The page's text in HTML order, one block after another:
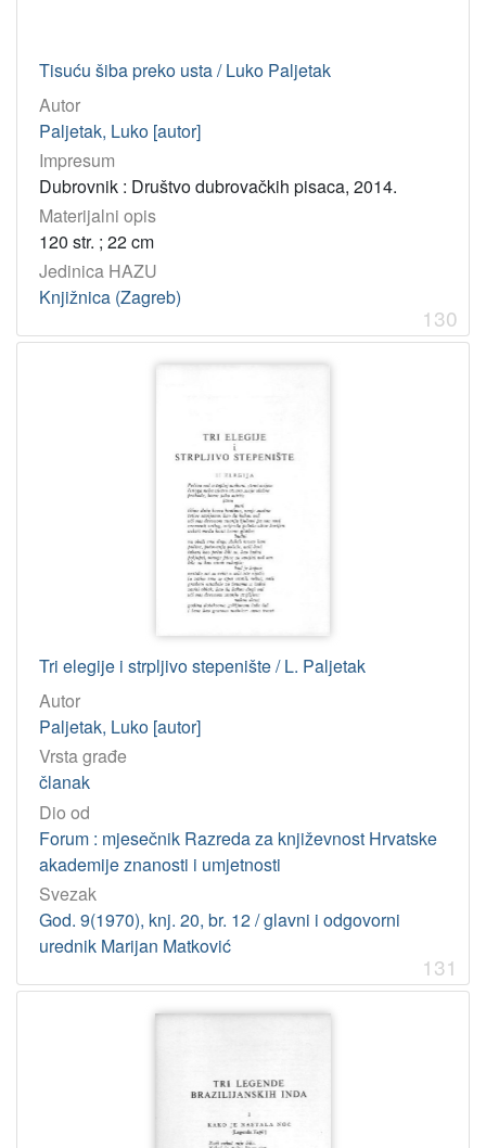
Tisuću šiba preko usta / Luko Paljetak
Autor
Paljetak, Luko [autor]
Impresum
Dubrovnik : Društvo dubrovačkih pisaca, 2014.
Materijalni opis
120 str. ; 22 cm
Jedinica HAZU
Knjižnica (Zagreb)
130
Tri elegije i strpljivo stepenište / L. Paljetak
Autor
Paljetak, Luko [autor]
Vrsta građe
članak
Dio od
Forum : mjesečnik Razreda za književnost Hrvatske
akademije znanosti i umjetnosti
Svezak
God. 9(1970), knj. 20, br. 12 / glavni i odgovorni
urednik Marijan Matković
131